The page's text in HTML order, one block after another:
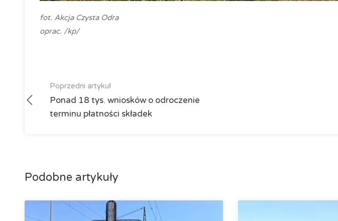
fot. Akcja Czysta Odra
oprac. /kp/
Poprzedni artykuł
Ponad 18 tys. wniosków o odroczenie
terminu płatności składek
Podobne artykuły